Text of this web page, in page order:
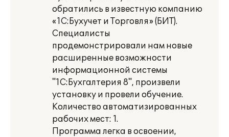
обратились в известную компанию
«1С:Бухучет и Торговля» (БИТ).
Специалисты
продемонстрировали нам новые
расширенные возможности
информационной системы
"1С:Бухгалтерия 8", произвели
установку и провели обучение.
Количество автоматизированных
рабочих мест: 1.
Программа легка в освоении,